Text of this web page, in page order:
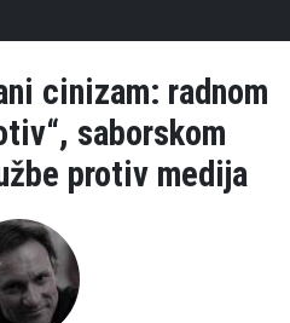
cinizam: radnom
saborskom
protiv medija